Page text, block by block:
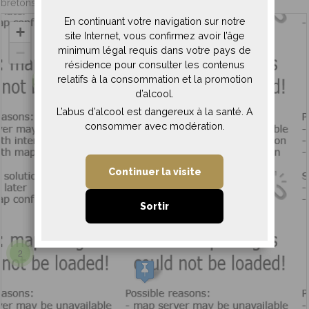
bretons est associé à un territoire spécifique.
2
+
En continuant votre navigation sur notre
site Internet, vous confirmez avoir l’âge
minimum légal requis dans votre pays de
résidence pour consulter les contenus
relatifs à la consommation et la promotion
d’alcool.
L’abus d’alcool est dangereux à la santé. A
consommer avec modération.
Continuer la visite
Sortir